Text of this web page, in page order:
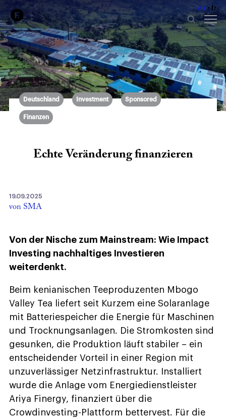
de fr
Deutschland Investment Sponsored
Finanzen
Echte Veränderung finanzieren
19.09.2025
von SMA
Von der Nische zum Mainstream: Wie Impact
Investing nachhaltiges Investieren
weiterdenkt.
Beim kenianischen Teeproduzenten Mbogo
Valley Tea liefert seit Kurzem eine Solaranlage
mit Batteriespeicher die Energie für Maschinen
und Trocknungsanlagen. Die Stromkosten sind
gesunken, die Produktion läuft stabiler – ein
entscheidender Vorteil in einer Region mit
unzuverlässiger Netzinfrastruktur. Installiert
wurde die Anlage vom Energiedienstleister
Ariya Finergy, finanziert über die
Crowdinvesting-Plattform bettervest. Für die